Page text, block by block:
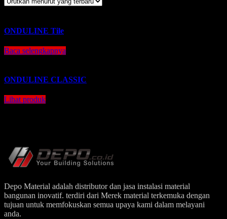
ONDULINE Tile
Baca selengkapnya
ONDULINE CLASSIC
Lihat produk
Depo Material adalah distributor dan jasa instalasi material
bangunan inovatif. terdiri dari Merek material terkemuka dengan
tujuan untuk memfokuskan semua upaya kami dalam melayani
anda.